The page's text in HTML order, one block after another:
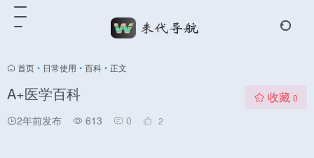
首页 • 日常使用 • 百科 • 正文
A+医学百科
2年前发布 613 0 2
收藏 0